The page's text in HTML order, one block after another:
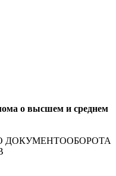
о высшем и среднем
ДОКУМЕНТООБОРОТА